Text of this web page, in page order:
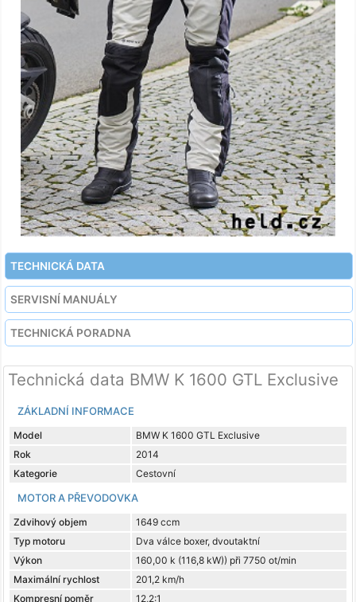
TECHNICKÁ DATA
SERVISNÍ MANUÁLY
TECHNICKÁ PORADNA
Technická data BMW K 1600 GTL Exclusive
ZÁKLADNÍ INFORMACE
Model
BMW K 1600 GTL Exclusive
Rok
2014
Kategorie
Cestovní
MOTOR A PŘEVODOVKA
Zdvihový objem
1649 ccm
Typ motoru
Dva válce boxer, dvoutaktní
Výkon
160,00 k (116,8 kW)) při 7750 ot/min
Maximální rychlost
201,2 km/h
Kompresní poměr
12,2:1